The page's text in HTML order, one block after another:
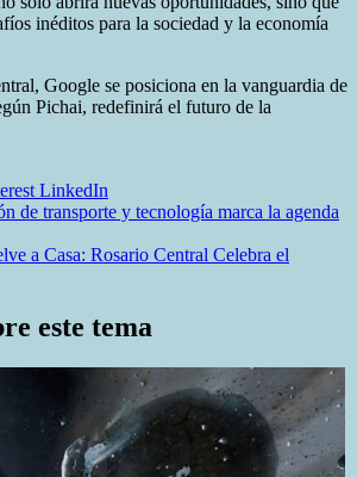
inéditos para la sociedad y la economía
Google se posiciona en la vanguardia de
Pichai, redefinirá el futuro de la
LinkedIn
de transporte y tecnología marca la agenda
a Casa: Rosario Central Celebra el
este tema